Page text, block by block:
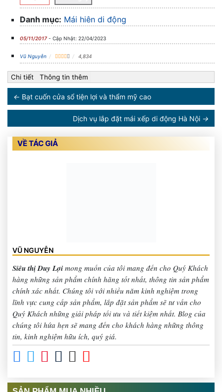
Danh mục: Mái hiên di động
05/11/2017 - Cập Nhật: 22/04/2023
Vũ Nguyễn 4,834
Chi tiết Thông tin thêm
← Bạt cuốn cửa sổ tiện lợi và thẩm mỹ cao
Dịch vụ lắp đặt mái xếp di động Hà Nội →
VỀ TÁC GIẢ
VŨ NGUYỄN
Siêu thị Duy Lợi
mong muốn của tôi mang đến cho Quý Khách
hàng những sản phẩm chính hãng tốt nhất, thông tin sản phẩm
chính xác nhất. Chúng tôi với nhiều năm kinh nghiệm trong
lĩnh vực cung cấp sản phẩm, lắp đặt sản phẩm sẽ tư vấn cho
Quý Khách những giải pháp tối ưu và tiết kiệm nhất. Blog của
chúng tôi hứa hẹn sẽ mang đến cho khách hàng những thông
tin, kinh nghiệm hữu ích, quý giá.